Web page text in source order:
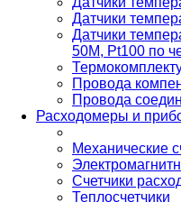
Датчики
Датчики
50М, Pt100 по
Провода
Провода
Расходомеры и
Механические
Счетчики
Теплосчетчики